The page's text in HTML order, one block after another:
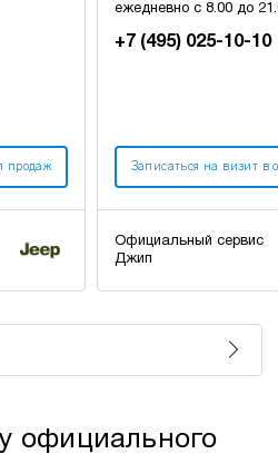
продаж
ежедневно с 8.00 до
+7 (495) 025-10-10
Записаться на визит в
Официальный сервис
Джип
официального